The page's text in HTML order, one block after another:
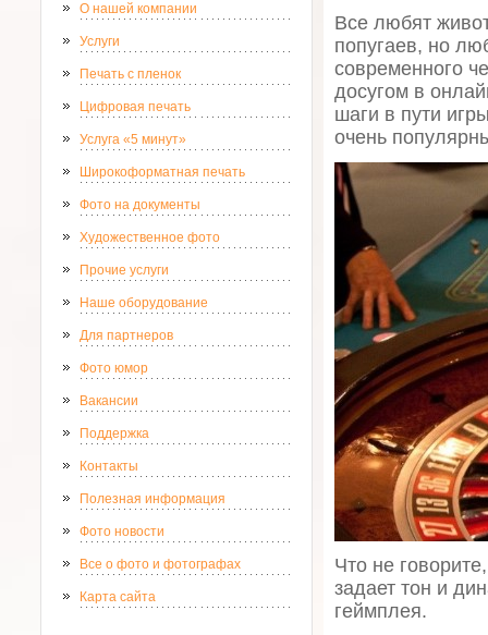
О нашей компании
Услуги
Печать с пленок
Цифровая печать
Услуга «5 минут»
Широкоформатная печать
Фото на документы
Художественное фото
Прочие услуги
Наше оборудование
Для партнеров
Фото юмор
Вакансии
Поддержка
Контакты
Полезная информация
Фото новости
Все о фото и фотографах
Карта сайта
Все любят
попугаев, но
современного
досугом в
шаги в пути
очень
Что не
задает тон и
геймплея.